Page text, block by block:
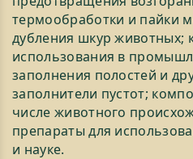
термообработки и пайки
дубления шкур животных;
использования в
заполнения полостей и
заполнители пустот;
числе животного
препараты для
и науке.